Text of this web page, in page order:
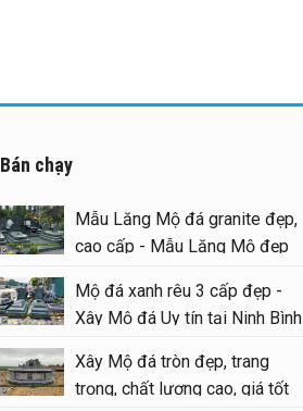
Mộ granite đẹp – hiện đại tại
Ninh Bình
Lan can đá xanh rêu đẹp, chất
lượng cao, giá hợp lý
Xây Mộ – Sửa mộ cần lưu ý
hướng mộ đẹp năm 2026
Bán chạy
Mẫu Lăng Mộ đá granite đẹp,
cao cấp - Mẫu Lăng Mộ đẹp
Mộ đá xanh rêu 3 cấp đẹp -
Xây Mộ đá Uy tín tại Ninh Bình
Xây Mộ đá tròn đẹp, trang
trọng, chất lượng cao, giá tốt